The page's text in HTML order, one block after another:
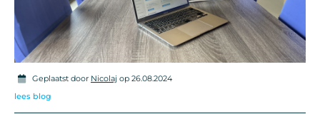
Geplaatst door Nicolaj op 26.08.2024
lees blog